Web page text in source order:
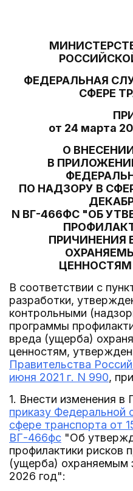
ФЕДЕРАЛЬНАЯ
СФЕРЕ
от 24 марта
О
В
ПО НАДЗОРУ В
N ВГ-466ФС "ОБ
ПРИЧИНЕНИЯ
ЦЕННОСТЯМ
В соответствии с
разработки,
контрольными
программы
вреда (ущерба)
ценностям,
Правительства
июня 2021 г. N 990,
1. Внести изменения
приказу Федеральной
сфере транспорта от
ВГ-466фс "Об
профилактики рисков
(ущерба) охраняемым
2026 год":